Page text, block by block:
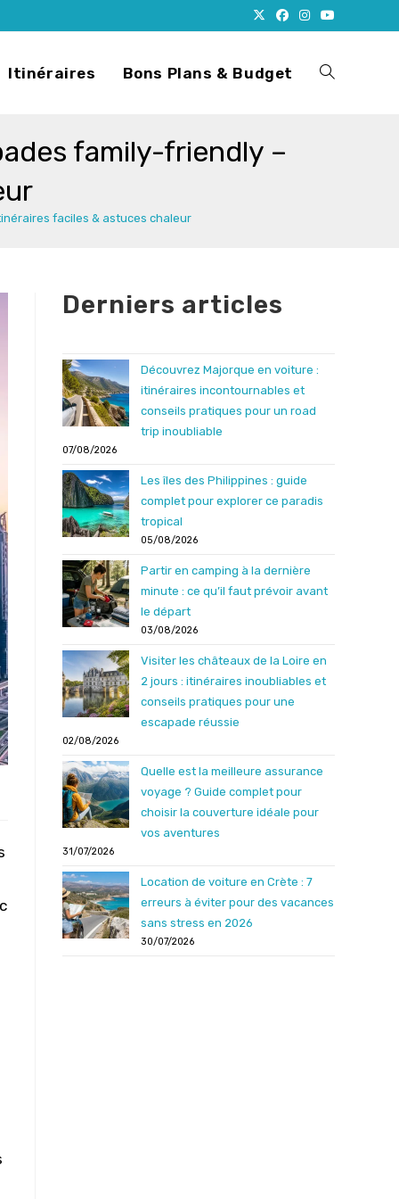
Itinéraires Bons Plans & Budget Toggle
family-friendly –
faciles & astuces chaleur
Derniers articles
Découvrez Majorque en voiture :
itinéraires incontournables et
conseils pratiques pour un road
trip inoubliable
07/08/2026
Les îles des Philippines : guide
complet pour explorer ce paradis
tropical
05/08/2026
Partir en camping à la dernière
minute : ce qu’il faut prévoir avant
le départ
03/08/2026
Visiter les châteaux de la Loire en
2 jours : itinéraires inoubliables et
conseils pratiques pour une
escapade réussie
02/08/2026
Quelle est la meilleure assurance
voyage ? Guide complet pour
choisir la couverture idéale pour
vos aventures
31/07/2026
Location de voiture en Crète : 7
erreurs à éviter pour des vacances
sans stress en 2026
30/07/2026